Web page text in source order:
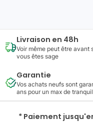
Livraison en 48h
Voir même peut être avant
vous êtes sage
Garantie
Vos achats neufs sont
ans pour un max de
* Paiement